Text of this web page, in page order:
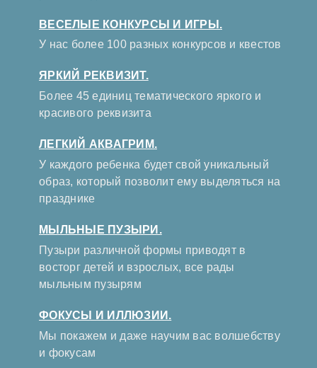
ВЕСЕЛЫЕ КОНКУРСЫ И ИГРЫ.
У нас более 100 разных конкурсов и квестов
ЯРКИЙ РЕКВИЗИТ.
Более 45 единиц тематического яркого и
красивого реквизита
ЛЕГКИЙ АКВАГРИМ.
У каждого ребенка будет свой уникальный
образ, который позволит ему выделяться на
празднике
МЫЛЬНЫЕ ПУЗЫРИ.
Пузыри различной формы приводят в
восторг детей и взрослых, все рады
мыльным пузырям
ФОКУСЫ И ИЛЛЮЗИИ.
Мы покажем и даже научим вас волшебству
и фокусам